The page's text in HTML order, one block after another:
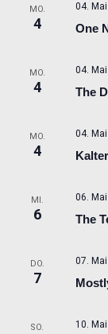
MO.
4 One
04.
MO.
4 The
04.
MO.
4
04.
MI.
6 The
06.
DO.
7
07.
SO. 10.